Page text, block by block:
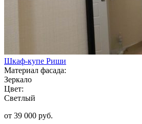
Шкаф-купе Риши
Материал фасада:
Зеркало
Цвет:
Светлый
от 39 000 руб.